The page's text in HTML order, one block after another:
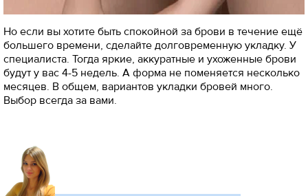
Но если вы хотите быть спокойной за брови в течение ещё
большего времени, сделайте долговременную укладку. У
специалиста. Тогда яркие, аккуратные и ухоженные брови
будут у вас 4-5 недель. А форма не поменяется несколько
месяцев. В общем, вариантов укладки бровей много.
Выбор всегда за вами.